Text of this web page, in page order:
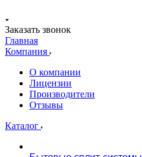
Заказать звонок
Главная
Компания
О компании
Лицензии
Производители
Отзывы
Каталог